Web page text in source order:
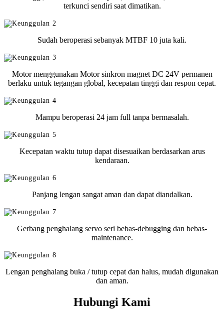
terkunci sendiri saat dimatikan.
Sudah beroperasi sebanyak MTBF 10 juta kali.
Motor menggunakan Motor sinkron magnet DC 24V permanen
berlaku untuk tegangan global, kecepatan tinggi dan respon cepat.
Mampu beroperasi 24 jam full tanpa bermasalah.
Kecepatan waktu tutup dapat disesuaikan berdasarkan arus
kendaraan.
Panjang lengan sangat aman dan dapat diandalkan.
Gerbang penghalang servo seri bebas-debugging dan bebas-
maintenance.
Lengan penghalang buka / tutup cepat dan halus, mudah digunakan
dan aman.
Hubungi Kami